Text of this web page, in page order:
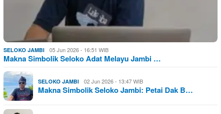
SELOKO JAMBI 05 Jun 2026 - 16:51 WIB
Makna Simbolik Seloko Adat Melayu Jambi …
SELOKO JAMBI 02 Jun 2026 - 13:47 WIB
Makna Simbolik Seloko Jambi: Petai Dak B…